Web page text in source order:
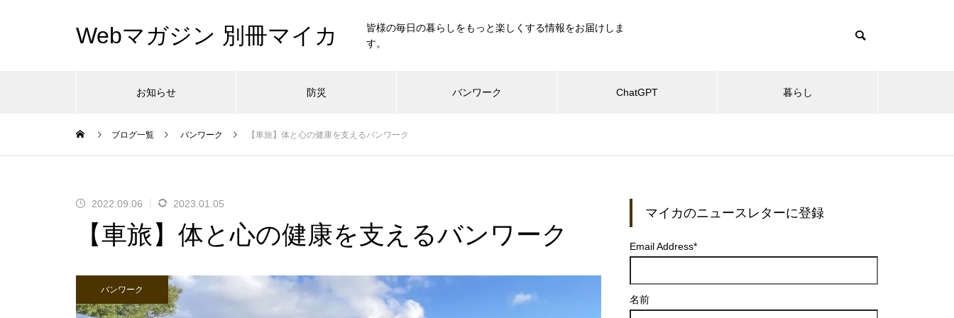
Webマガジン 別冊マイカ
皆様の毎日の暮らしをもっと楽しくする情報をお届けしま
す。
お知らせ 防災 バンワーク ChatGPT 暮らし
ブログ一覧 バンワーク 【車旅】体と心の健康を支えるバンワーク
2022.09.06 2023.01.05
【車旅】体と心の健康を支えるバンワーク
バンワーク
マイカのニュースレターに登録
Email Address*
名前